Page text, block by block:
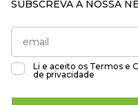
SUBSCREVA A NOSSA
Li e aceito os Termos e
de privacidade